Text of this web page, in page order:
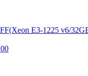
E3-1225 v6/